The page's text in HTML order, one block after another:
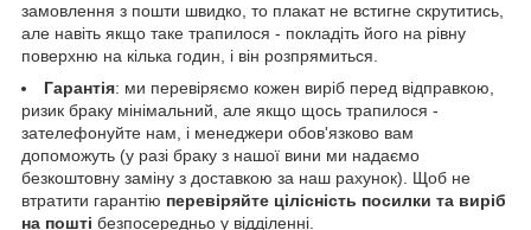
замовлення з пошти швидко, то плакат не встигне скрутитись,
але навіть якщо таке трапилося - покладіть його на рівну
поверхню на кілька годин, і він розпрямиться.
Гарантія: ми перевіряємо кожен виріб перед відправкою,
ризик браку мінімальний, але якщо щось трапилося -
зателефонуйте нам, і менеджери обов'язково вам
допоможуть (у разі браку з нашої вини ми надаємо
безкоштовну заміну з доставкою за наш рахунок). Щоб не
втратити гарантію перевіряйте цілісність посилки та виріб
на пошті безпосередньо у відділенні.